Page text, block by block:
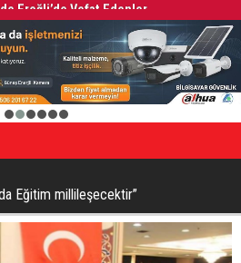
2 3 4 5 6
Eğitim millileşecektir”